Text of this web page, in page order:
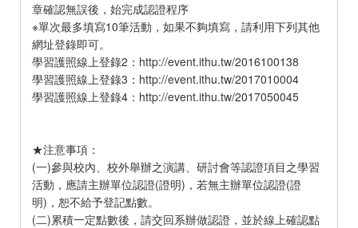
章確認無誤後，始完成認證程序
※單次最多填寫10筆活動，如果不夠填寫，請利用下列其他
網址登錄即可。
學習護照線上登錄2：http://event.ithu.tw/2016100138
學習護照線上登錄3：http://event.ithu.tw/2017010004
學習護照線上登錄4：http://event.ithu.tw/2017050045
★注意事項：
(一)參與校內、校外舉辦之演講、研討會等認證項目之學習
活動，應請主辦單位認證(證明)，若無主辦單位認證(證
明)，恕不給予登記點數。
(二)累積一定點數後，請交回系辦做認證，並於線上確認點